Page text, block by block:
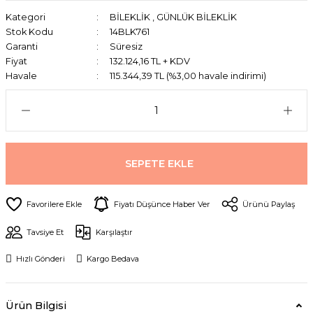
Kategori BİLEKLİK , GÜNLÜK BİLEKLİK
Stok Kodu
14BLK761
Garanti
Süresiz
Fiyat
132.124,16 TL + KDV
Havale
115.344,39 TL (%3,00 havale indirimi)
SEPETE EKLE
Fiyatı Düşünce Haber Ver Ürünü Paylaş
Tavsiye Et Karşılaştır
Hızlı Gönderi Kargo Bedava
Ürün Bilgisi